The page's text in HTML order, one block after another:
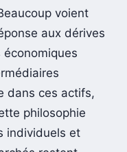
voient
aux dérives
dans ces actifs,
philosophie
individuels et